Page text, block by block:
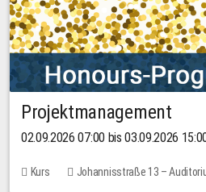
Projektmanagement
02.09.2026 07:00 bis 03.09.2026
Kurs Johannisstraße 13 –